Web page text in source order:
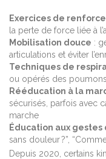
Exercices de
la perte de force liée à
Mobilisation douce :
articulations et éviter
Techniques de
ou opérés des poumons
Rééducation à la
sécurisés, parfois avec
marche
Éducation aux
sans douleur ?”,
Depuis 2020, certains